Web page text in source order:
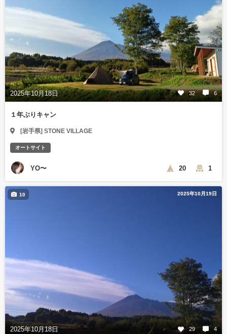
2025年10月18日 32 6
１年ぶりキャン
[岩手県] STONE VILLAGE
オートサイト
YO〜 20 1
2025年10月19日
2025年10月18日 29 4
10